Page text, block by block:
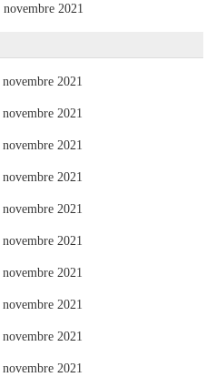
2021
2021
2021
2021
2021
2021
2021
2021
2021
2021
2021